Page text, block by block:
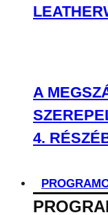
A
4.